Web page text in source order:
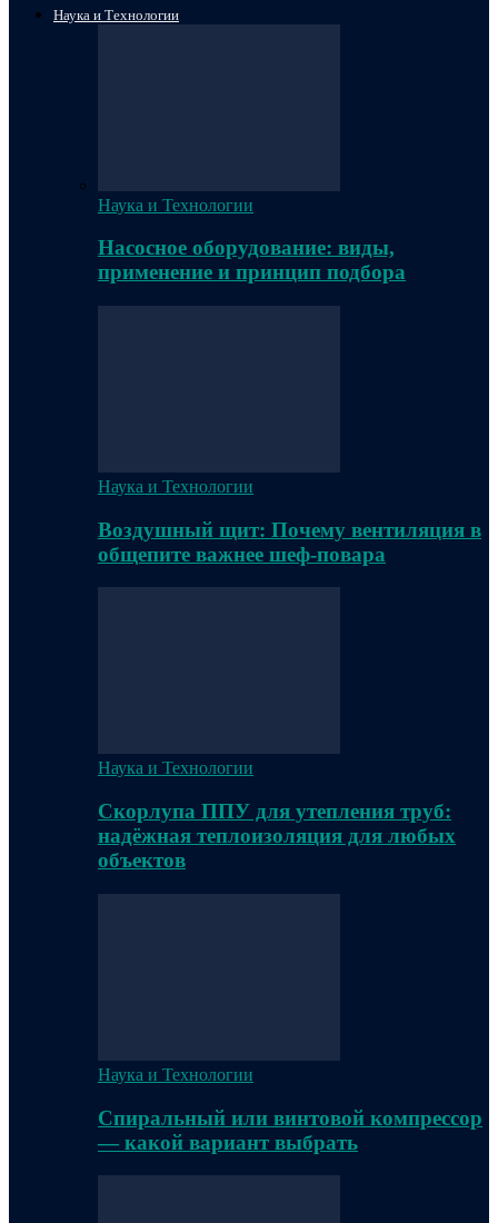
Наука и Технологии
Наука и Технологии
Насосное оборудование: виды,
применение и принцип подбора
Наука и Технологии
Воздушный щит: Почему вентиляция в
общепите важнее шеф-повара
Наука и Технологии
Скорлупа ППУ для утепления труб:
надёжная теплоизоляция для любых
объектов
Наука и Технологии
Спиральный или винтовой компрессор
— какой вариант выбрать